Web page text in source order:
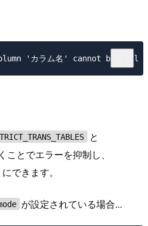
と
ことでエラーを抑制し、
できます。
が設定されている場合...